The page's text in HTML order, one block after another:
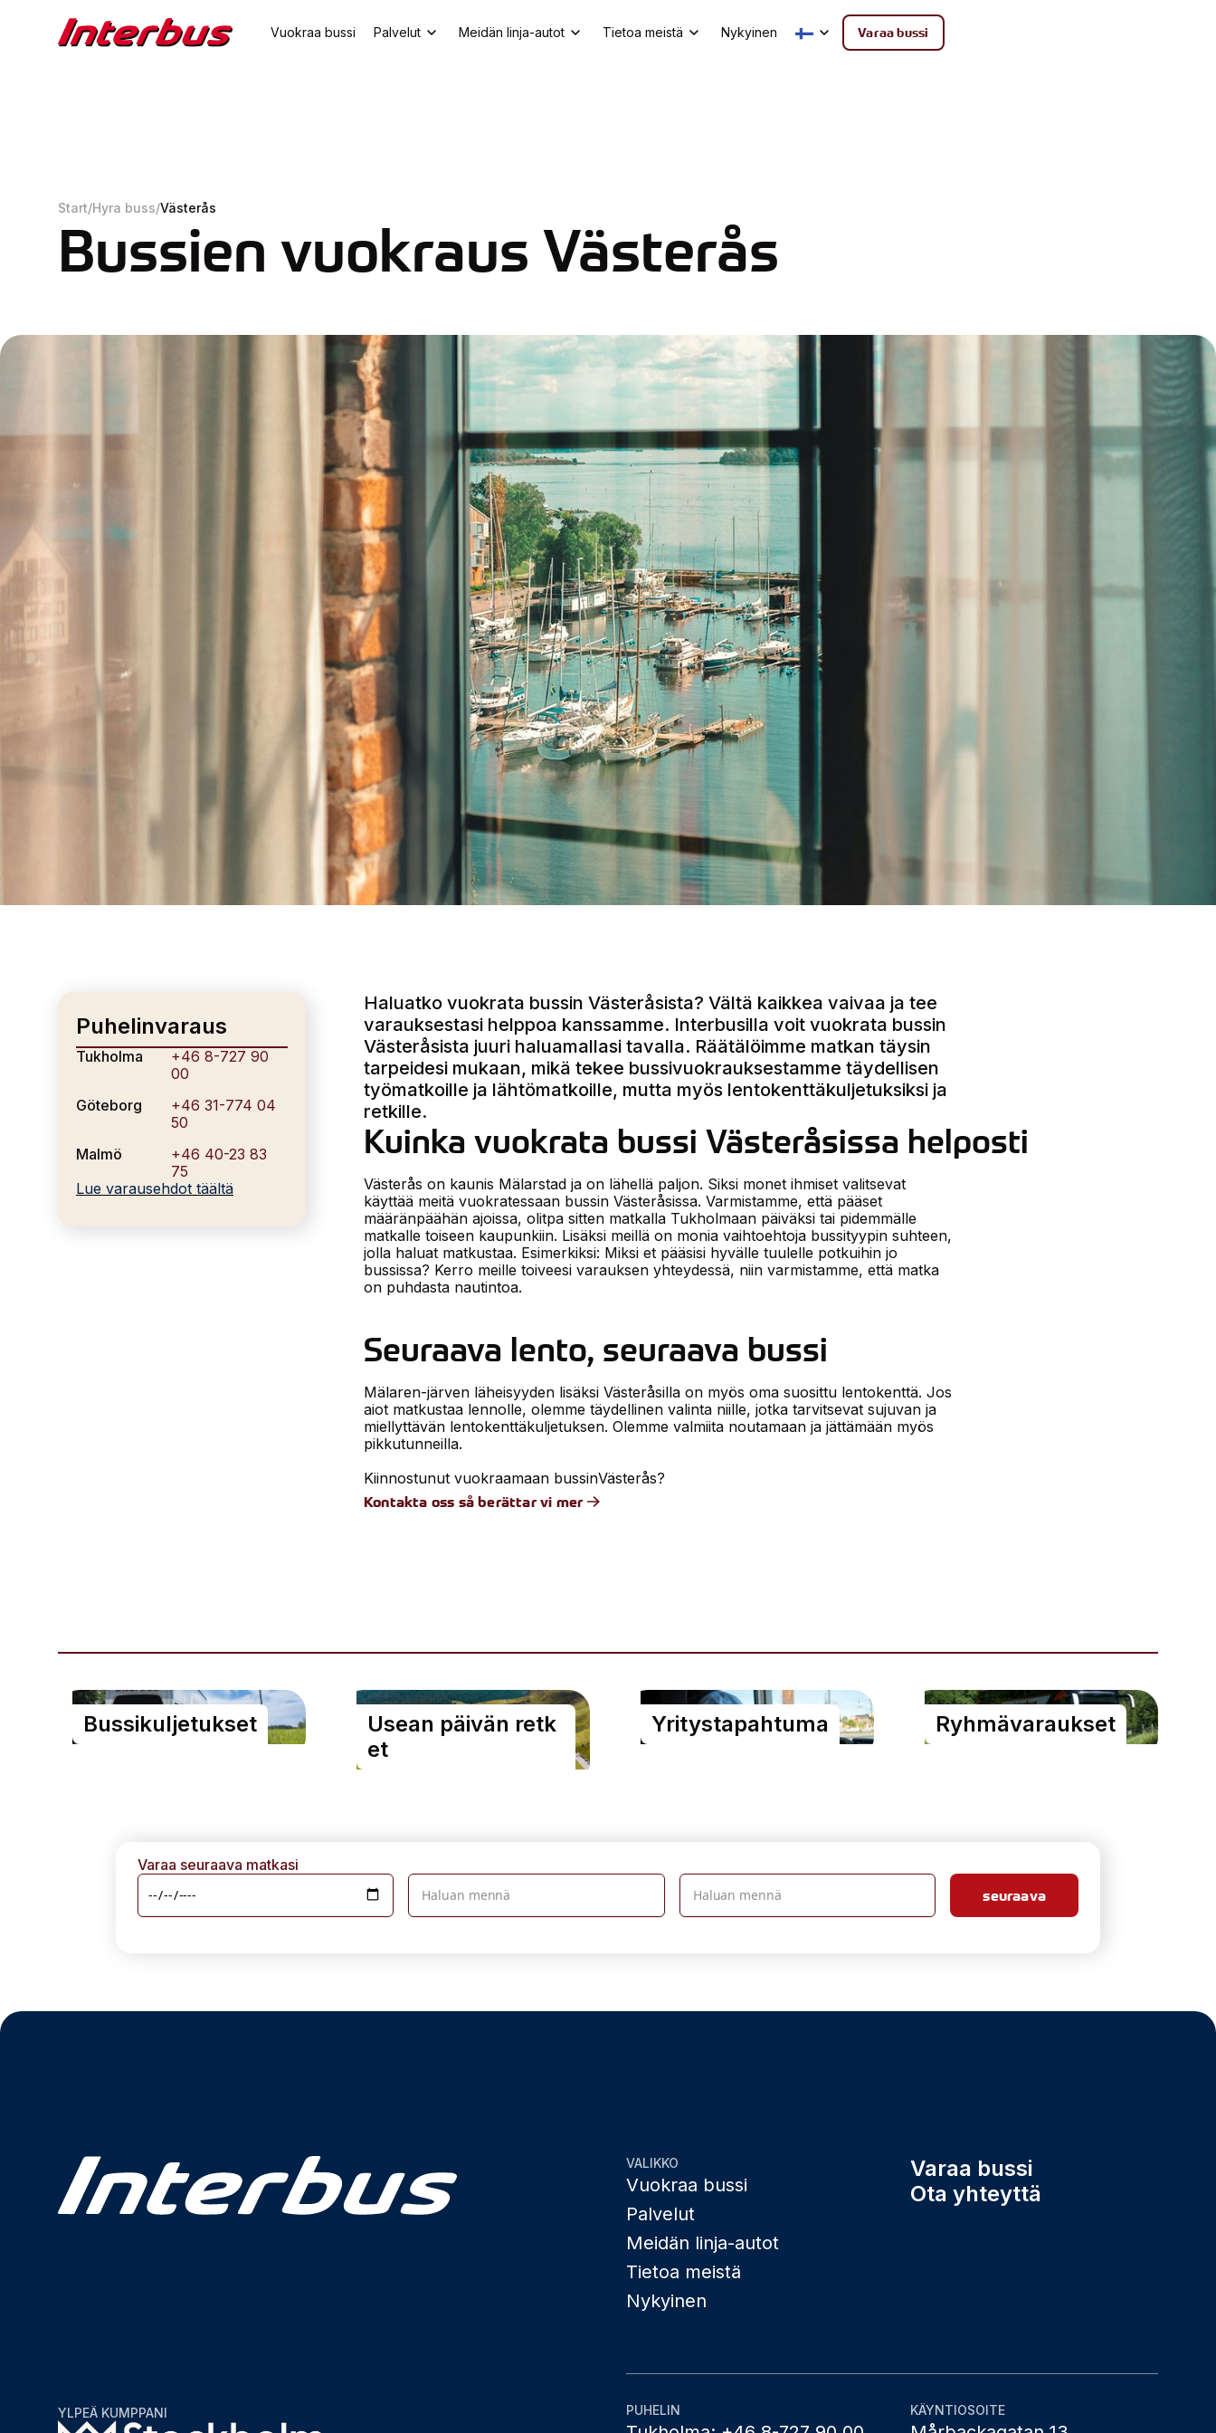
Vuokraa bussi Palvelut Meidän linja-autot Tietoa meistä Nykyinen Varaa bussi
Start/Hyra buss/Västerås
Bussien vuokraus Västerås
Puhelinvaraus
Tukholma
+46 8-727 90
00
Göteborg
+46 31-774 04
50
Malmö
+46 40-23 83
75
Lue varausehdot täältä
Haluatko vuokrata bussin Västeråsista? Vältä kaikkea vaivaa ja tee
varauksestasi helppoa kanssamme. Interbusilla voit vuokrata bussin
Västeråsista juuri haluamallasi tavalla. Räätälöimme matkan täysin
tarpeidesi mukaan, mikä tekee bussivuokrauksestamme täydellisen
työmatkoille ja lähtömatkoille, mutta myös lentokenttäkuljetuksiksi ja
retkille.
Kuinka vuokrata bussi Västeråsissa helposti
Västerås on kaunis Mälarstad ja on lähellä paljon. Siksi monet ihmiset valitsevat
käyttää meitä vuokratessaan bussin Västeråsissa. Varmistamme, että pääset
määränpäähän ajoissa, olitpa sitten matkalla Tukholmaan päiväksi tai pidemmälle
matkalle toiseen kaupunkiin. Lisäksi meillä on monia vaihtoehtoja bussityypin suhteen,
jolla haluat matkustaa. Esimerkiksi: Miksi et pääsisi hyvälle tuulelle potkuihin jo
bussissa? Kerro meille toiveesi varauksen yhteydessä, niin varmistamme, että matka
on puhdasta nautintoa.
Seuraava lento, seuraava bussi
Mälaren-järven läheisyyden lisäksi Västeråsilla on myös oma suosittu lentokenttä. Jos
aiot matkustaa lennolle, olemme täydellinen valinta niille, jotka tarvitsevat sujuvan ja
miellyttävän lentokenttäkuljetuksen. Olemme valmiita noutamaan ja jättämään myös
pikkutunneilla.
Kiinnostunut vuokraamaan bussinVästerås?
Kontakta oss så berättar vi mer
Bussikuljetukset
Usean päivän retk
et
Yritystapahtuma Ryhmävaraukset
Varaa seuraava matkasi
VALIKKO
Vuokraa bussi
Palvelut
Meidän linja-autot
Tietoa meistä
Nykyinen
Varaa bussi
Ota yhteyttä
YLPEÄ KUMPPANI PUHELIN KÄYNTIOSOITE